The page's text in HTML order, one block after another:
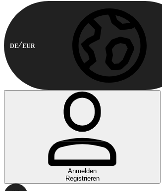
DE EUR
Anmelden
Registrieren